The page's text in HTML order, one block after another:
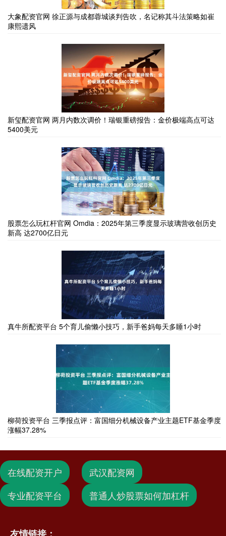
大象配资官网 徐正源与成都蓉城谈判告吹，名记称其斗法策略如崔
康熙遗风
新玺配资官网 两月内数次调价！瑞银重磅报告：金价极端高点可达
5400美元
股票怎么玩杠杆官网 Omdia：2025年第三季度显示玻璃营收创历史
新高 达2700亿日元
真牛所配资平台 5个育儿偷懒小技巧，新手爸妈每天多睡1小时
柳荷投资平台 三季报点评：富国细分机械设备产业主题ETF基金季度
涨幅37.28%
在线配资开户
武汉配资网
专业配资平台
普通人炒股票如何加杠杆
友情链接：